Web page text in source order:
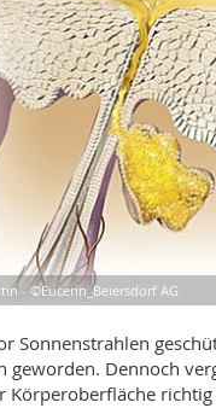
FACHBEGRIFFE
UND ZÄHNE
UND ALTER
UND DIAGNOSE
UND MINERALSTOFFE
- ©Eucerin_Beiersdorf AG
Sonnenstrahlen
geworden. Dennoch
Körperoberfläche